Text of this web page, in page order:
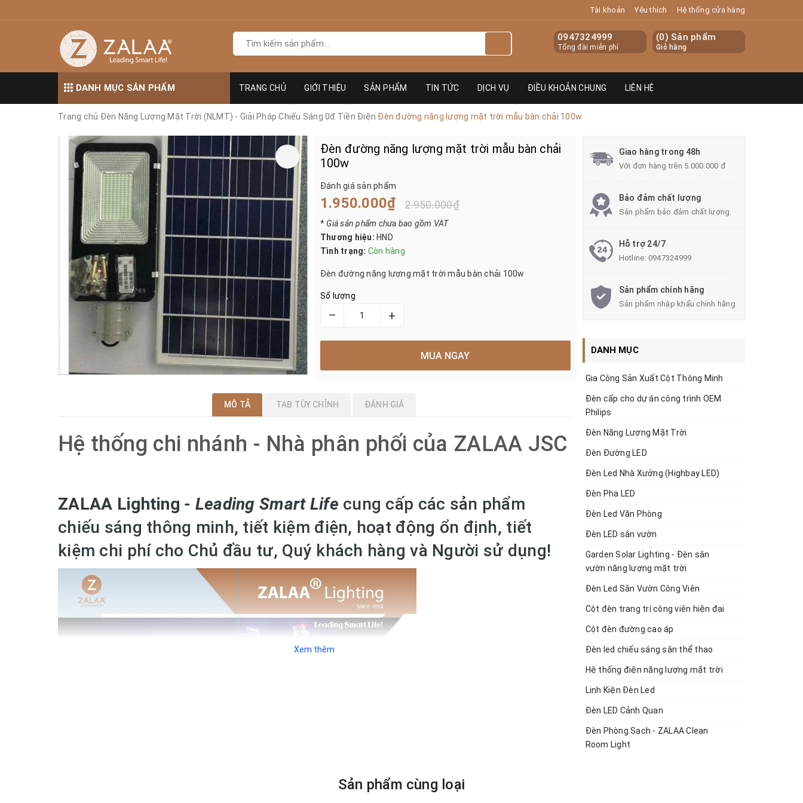
Tài khoản Yêu thích Hệ thống cửa hàng
(0) Sản phẩm
Giỏ hàng
0947324999
Tổng đài miễn phí
DANH MỤC SẢN PHẨM TRANG CHỦ GIỚI THIỆU SẢN PHẨM TIN TỨC DỊCH VỤ ĐIỀU KHOẢN CHUNG LIÊN HỆ
Trang chủ Đèn Năng Lượng Mặt Trời (NLMT) - Giải Pháp Chiếu Sáng 0đ Tiền Điện Đèn đường năng lượng mặt trời mẫu bàn chải 100w
Đèn đường năng lượng mặt trời mẫu bàn chải
100w
Đánh giá sản phẩm
1.950.000₫ 2.950.000₫
*Giá sản phẩm chưa bao gồm VAT
Thương hiệu: HND
Tình trạng: Còn hàng
Đèn đường năng lượng mặt trời mẫu bàn chải 100w
Số lượng
– +
MUA NGAY
MÔ TẢ TAB TÙY CHỈNH ĐÁNH GIÁ
Hệ thống chi nhánh - Nhà phân phối của ZALAA JSC
ZALAA Lighting - Leading Smart Life cung cấp các sản phẩm
chiếu sáng thông minh, tiết kiệm điện, hoạt động ổn định, tiết
kiệm chi phí cho Chủ đầu tư, Quý khách hàng và Người sử dụng!
Xem thêm
Giao hàng trong 48h
Với đơn hàng trên 5.000.000 đ
Bảo đảm chất lượng
Sản phẩm bảo đảm chất lượng.
Hỗ trợ 24/7
Hotline: 0947324999
Sản phẩm chính hãng
Sản phẩm nhập khẩu chính hãng
DANH MỤC
Gia Công Sản Xuất Cột Thông Minh
Đèn cấp cho dự án công trình OEM
Philips
Đèn Năng Lượng Mặt Trời
Đèn Đường LED
Đèn Led Nhà Xưởng (Highbay LED)
Đèn Pha LED
Đèn Led Văn Phòng
Đèn LED sân vườn
Garden Solar Lighting - Đèn sân
vườn năng lượng mặt trời
Đèn Led Sân Vườn Công Viên
Cột đèn trang trí công viên hiện đại
Cột đèn đường cao áp
Đèn led chiếu sáng sân thể thao
Hệ thống điện năng lượng mặt trời
Linh Kiện Đèn Led
Đèn LED Cảnh Quan
Đèn Phòng Sạch - ZALAA Clean
Room Light
Sản phẩm cùng loại